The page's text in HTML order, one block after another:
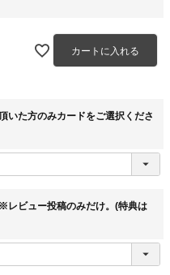
カートに入れる
いた方のみカードをご選択くださ
レビュー投稿のみだけ。(特典は